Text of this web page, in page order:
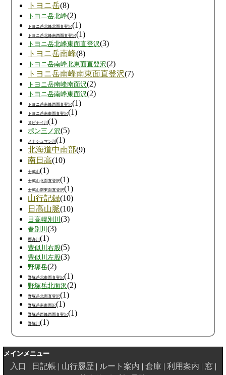
トヨニ岳(8)
トヨニ岳北峰(2)
トヨニ岳北峰北面直登沢(1)
トヨニ岳北峰南西面直登沢(1)
トヨニ岳北峰東面直登沢(3)
トヨニ岳南峰(8)
トヨニ岳南峰北東面直登沢(2)
トヨニ岳南峰南東面直登沢(7)
トヨニ岳南峰南面沢(2)
トヨニ岳南峰東面沢(2)
トヨニ岳南峰西面直登沢(1)
トヨニ岳南東面直登沢(1)
ヌビナイ川(1)
ポン三ノ沢(5)
メナシュマン川(1)
北海道中南部(9)
南日高(10)
士萬山(1)
士萬山北面直登沢(1)
士萬山南東面直登沢(1)
山行記録(10)
日高山脈(10)
日高幌別川 (3)
春別川 (3)
歴舟川(1)
豊似川右股(5)
豊似川左股(3)
野塚岳(2)
野塚岳北東面直登沢(1)
野塚岳北面沢(2)
野塚岳北面直登沢(1)
野塚岳南東面沢(1)
野塚岳西峰西面直登沢(1)
野塚川(1)
メインメニュー
入口 日記帳 山行履歴 ルート案内 倉庫 利用案内
窓